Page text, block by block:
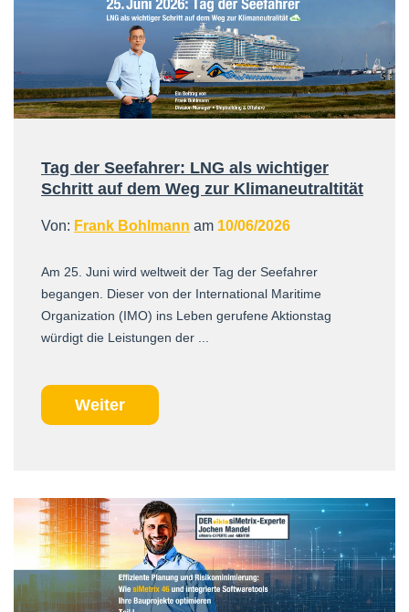
Tag der Seefahrer: LNG als wichtiger
Schritt auf dem Weg zur Klimaneutraltität
Von: Frank Bohlmann am 10/06/2026
Am 25. Juni wird weltweit der Tag der Seefahrer
begangen. Dieser von der International Maritime
Organization (IMO) ins Leben gerufene Aktionstag
würdigt die Leistungen der ...
Weiter